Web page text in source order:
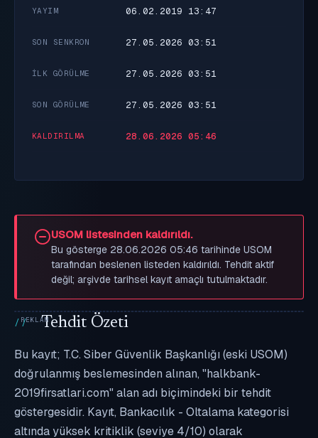
YAYIM 06.02.2019 13:47
SON SENKRON 27.05.2026 03:51
İLK GÖRÜLME 27.05.2026 03:51
SON GÖRÜLME 27.05.2026 03:51
KALDIRILMA 28.06.2026 05:46
USOM listesinden kaldırıldı.
Bu gösterge 28.06.2026 05:46 tarihinde USOM
tarafından beslenen listeden kaldırıldı. Tehdit aktif
değil; arşivde tarihsel kayıt amaçlı tutulmaktadır.
Tehdit Özeti
Bu kayıt; T.C. Siber Güvenlik Başkanlığı (eski USOM)
doğrulanmış beslemesinden alınan, "halkbank-
2019firsatlari.com" alan adı biçimindeki bir tehdit
göstergesidir. Kayıt, Bankacılık - Oltalama kategorisi
altında yüksek kritiklik (seviye 4/10) olarak